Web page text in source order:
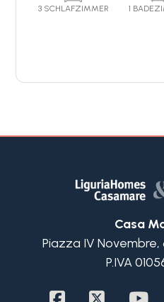
3 SCHLAFZIMMER 1
Casa
Piazza IV
P.IVA
Schlafzimmer
Optionen